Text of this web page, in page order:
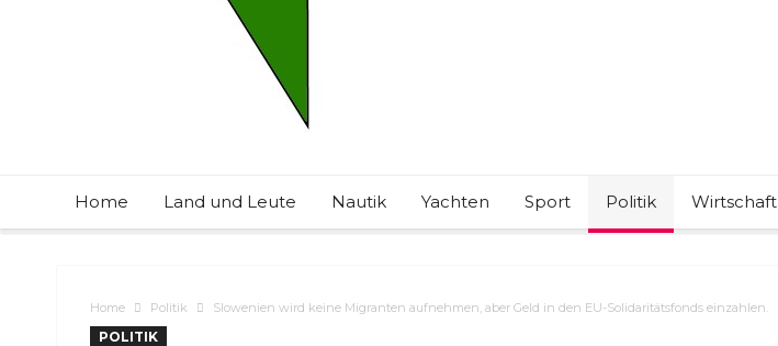
Home Land und Leute Nautik Yachten Sport Politik Wirtschaft
Home Politik Slowenien wird keine Migranten aufnehmen, aber Geld in den EU-Solidaritätsfonds einzahlen.
POLITIK